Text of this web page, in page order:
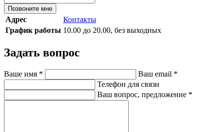
Позвоните мне
Адрес
Контакты
График работы 10.00 до 20.00, без выходных
Задать вопрос
Ваше имя * Ваш email *
Телефон для связи
Ваш вопрос, предложение *